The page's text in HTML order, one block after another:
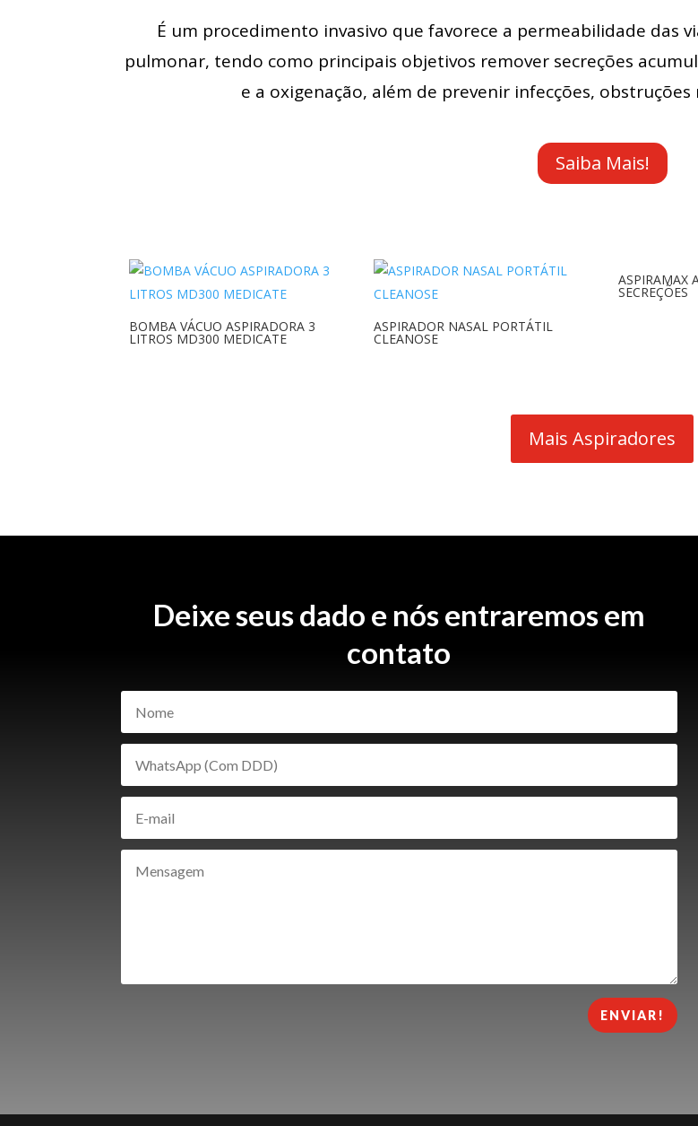
É um procedimento invasivo que favorece a permeabilidade das
pulmonar, tendo como principais objetivos remover secreções
e a oxigenação, além de prevenir infecções,
Saiba Mais!
BOMBA VÁCUO ASPIRADORA 3
LITROS MD300 MEDICATE
ASPIRADOR NASAL PORTÁTIL
CLEANOSE
ASPIRAMAX
SECREÇÕES
Mais Aspiradores
Deixe seus dado e nós entraremos em
contato
ENVIAR!